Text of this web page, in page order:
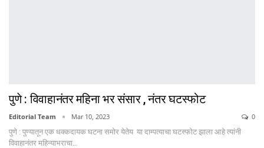
पुणे : विवाहानंतर महिना भर संसार , नंतर घटस्फोट
Editorial Team Mar 10, 2023
0
पुणे : पुण्यातून एक धक्कदायक घटना समोर येतेय या दाम्पत्याचा घटस्फोट झाला आहे त्यांनी
विवाहानंतर महिन्याभराचा…